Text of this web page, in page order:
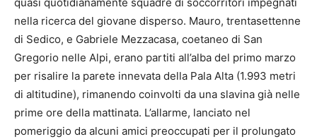
nella ricerca del giovane disperso. Mauro, trentasettenne
di Sedico, e Gabriele Mezzacasa, coetaneo di San
Gregorio nelle Alpi, erano partiti all’alba del primo marzo
per risalire la parete innevata della Pala Alta (1.993 metri
di altitudine), rimanendo coinvolti da una slavina già nelle
prime ore della mattinata. L’allarme, lanciato nel
pomeriggio da alcuni amici preoccupati per il prolungato